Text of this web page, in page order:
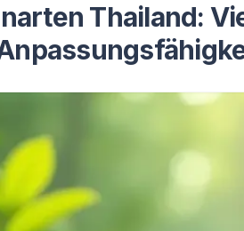
Thailand: